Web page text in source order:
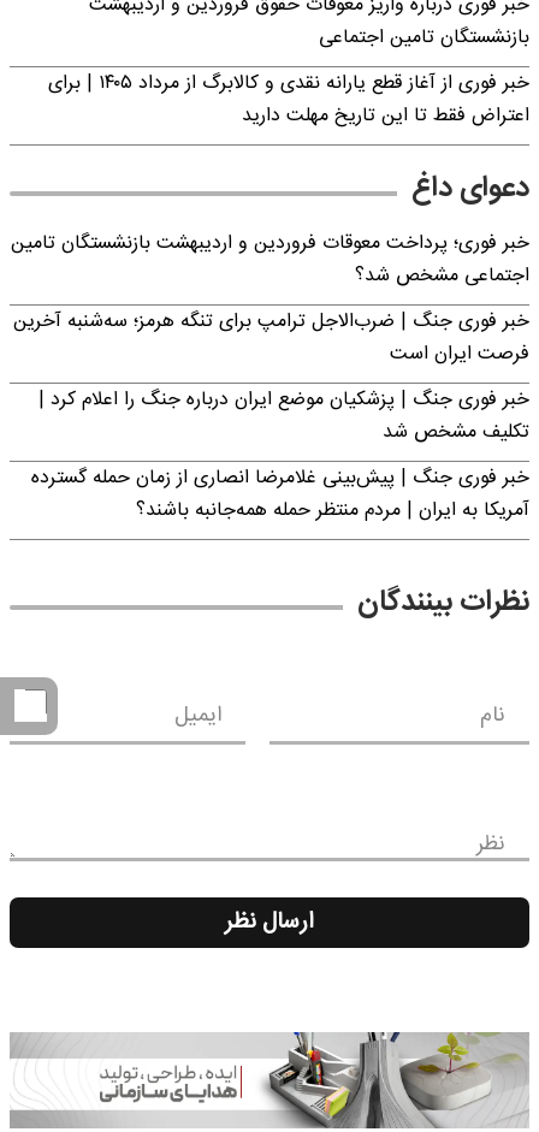
بازنشستگان تامین اجتماعی
خبر فوری از آغاز قطع یارانه نقدی و کالابرگ از مرداد ۱۴۰۵ | برای
اعتراض فقط تا این تاریخ مهلت دارید
دعوای داغ
خبر فوری؛ پرداخت معوقات فروردین و اردیبهشت بازنشستگان تامین
اجتماعی مشخص شد؟
خبر فوری جنگ | ضرب‌الاجل ترامپ برای تنگه هرمز؛ سه‌شنبه آخرین
فرصت ایران است
خبر فوری جنگ | پزشکیان موضع ایران درباره جنگ را اعلام کرد |
تکلیف مشخص شد
خبر فوری جنگ | پیش‌بینی غلامرضا انصاری از زمان حمله گسترده
آمریکا به ایران | مردم منتظر حمله همه‌جانبه باشند؟
نظرات بینندگان
نام ایمیل
نظر
ارسال نظر